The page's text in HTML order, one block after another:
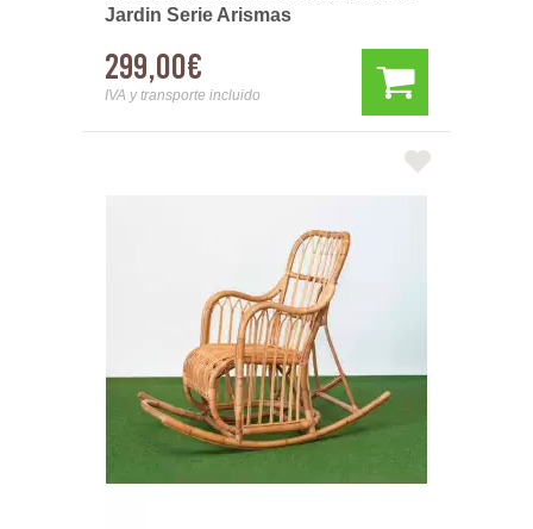
Jardin Serie Arismas
299,00€
IVA y transporte incluido